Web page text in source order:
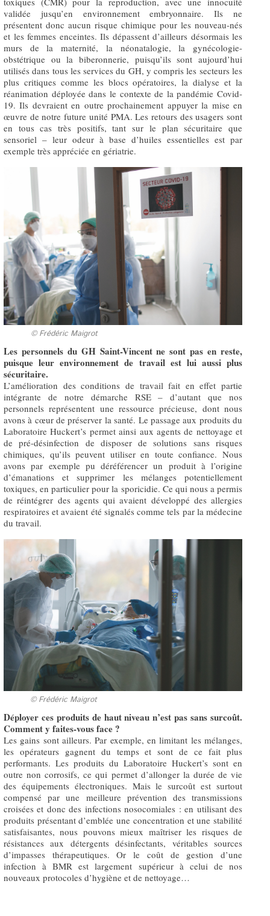
validée jusqu’en environnement embryonnaire. Ils ne
présentent donc aucun risque chimique pour les nouveau-nés
et les femmes enceintes. Ils dépassent d’ailleurs désormais les
murs de la maternité, la néonatalogie, la gynécologie-
obstétrique ou la biberonnerie, puisqu’ils sont aujourd’hui
utilisés dans tous les services du GH, y compris les secteurs les
plus critiques comme les blocs opératoires, la dialyse et la
réanimation déployée dans le contexte de la pandémie Covid-
19. Ils devraient en outre prochainement appuyer la mise en
œuvre de notre future unité PMA. Les retours des usagers sont
en tous cas très positifs, tant sur le plan sécuritaire que
sensoriel – leur odeur à base d’huiles essentielles est par
exemple très appréciée en gériatrie.
© Frédéric Maigrot
Les personnels du GH Saint-Vincent ne sont pas en reste,
puisque leur environnement de travail est lui aussi plus
sécuritaire.
L’amélioration des conditions de travail fait en effet partie
intégrante de notre démarche RSE – d’autant que nos
personnels représentent une ressource précieuse, dont nous
avons à cœur de préserver la santé. Le passage aux produits du
Laboratoire Huckert’s permet ainsi aux agents de nettoyage et
de pré-désinfection de disposer de solutions sans risques
chimiques, qu’ils peuvent utiliser en toute confiance. Nous
avons par exemple pu déréférencer un produit à l’origine
d’émanations et supprimer les mélanges potentiellement
toxiques, en particulier pour la sporicidie. Ce qui nous a permis
de réintégrer des agents qui avaient développé des allergies
respiratoires et avaient été signalés comme tels par la médecine
du travail.
© Frédéric Maigrot
Déployer ces produits de haut niveau n’est pas sans surcoût.
Comment y faites-vous face ?
Les gains sont ailleurs. Par exemple, en limitant les mélanges,
les opérateurs gagnent du temps et sont de ce fait plus
performants. Les produits du Laboratoire Huckert’s sont en
outre non corrosifs, ce qui permet d’allonger la durée de vie
des équipements électroniques. Mais le surcoût est surtout
compensé par une meilleure prévention des transmissions
croisées et donc des infections nosocomiales : en utilisant des
produits présentant d’emblée une concentration et une stabilité
satisfaisantes, nous pouvons mieux maîtriser les risques de
résistances aux détergents désinfectants, véritables sources
d’impasses thérapeutiques. Or le coût de gestion d’une
infection à BMR est largement supérieur à celui de nos
nouveaux protocoles d’hygiène et de nettoyage…